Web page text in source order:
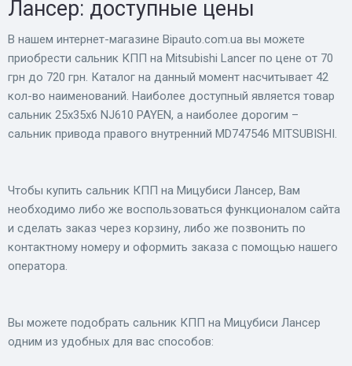
Лансер: доступные цены
В нашем интернет-магазине Bіpauto.com.ua вы можете
приобрести сальник КПП на Mitsubishi Lancer по цене от 70
грн до 720 грн. Каталог на данный момент насчитывает 42
кол-во наименований. Наиболее доступный является товар
сальник 25х35х6 NJ610 PAYEN, а наиболее дорогим –
сальник привода правого внутренний MD747546 MITSUBISHI.
Чтобы купить сальник КПП на Мицубиси Лансер, Вам
необходимо либо же воспользоваться функционалом сайта
и сделать заказ через корзину, либо же позвонить по
контактному номеру и оформить заказа с помощью нашего
оператора.
Вы можете подобрать сальник КПП на Мицубиси Лансер
одним из удобных для вас способов: